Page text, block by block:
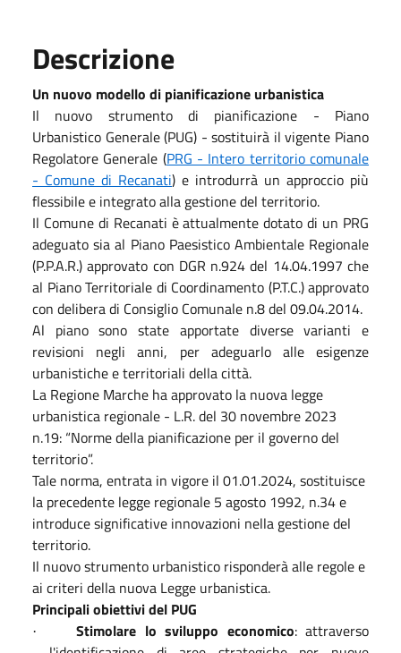
Descrizione
Un nuovo modello di pianificazione urbanistica
Il nuovo strumento di pianificazione - Piano
Urbanistico Generale (PUG) - sostituirà il vigente Piano
Regolatore Generale (PRG - Intero territorio comunale
- Comune di Recanati) e introdurrà un approccio più
flessibile e integrato alla gestione del territorio.
Il Comune di Recanati è attualmente dotato di un PRG
adeguato sia al Piano Paesistico Ambientale Regionale
(P.P.A.R.) approvato con DGR n.924 del 14.04.1997 che
al Piano Territoriale di Coordinamento (P.T.C.) approvato
con delibera di Consiglio Comunale n.8 del 09.04.2014.
Al piano sono state apportate diverse varianti e
revisioni negli anni, per adeguarlo alle esigenze
urbanistiche e territoriali della città.
La Regione Marche ha approvato la nuova legge
urbanistica regionale - L.R. del 30 novembre 2023
n.19: “Norme della pianificazione per il governo del
territorio”.
Tale norma, entrata in vigore il 01.01.2024, sostituisce
la precedente legge regionale 5 agosto 1992, n.34 e
introduce significative innovazioni nella gestione del
territorio.
Il nuovo strumento urbanistico risponderà alle regole e
ai criteri della nuova Legge urbanistica.
Principali obiettivi del PUG
· Stimolare lo sviluppo economico: attraverso